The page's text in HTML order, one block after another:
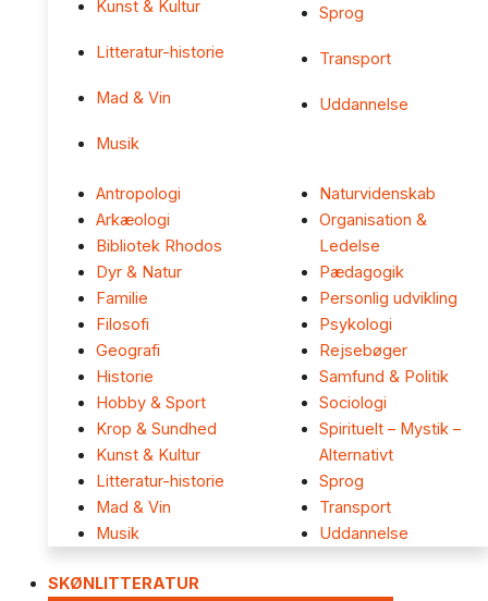
Kunst & Kultur
Litteratur-historie
Mad & Vin
Musik
Sprog
Transport
Uddannelse
Antropologi
Arkæologi
Bibliotek Rhodos
Dyr & Natur
Familie
Filosofi
Geografi
Historie
Hobby & Sport
Krop & Sundhed
Kunst & Kultur
Litteratur-historie
Mad & Vin
Musik
Naturvidenskab
Organisation &
Ledelse
Pædagogik
Personlig udvikling
Psykologi
Rejsebøger
Samfund & Politik
Sociologi
Spirituelt – Mystik –
Alternativt
Sprog
Transport
Uddannelse
SKØNLITTERATUR